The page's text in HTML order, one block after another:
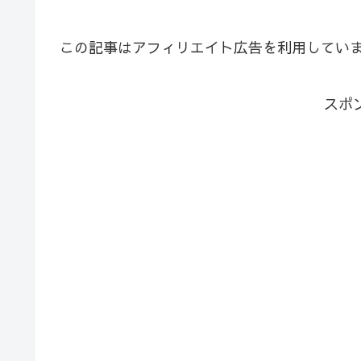
この記事はアフィリエイト広告を利用していま
スポ